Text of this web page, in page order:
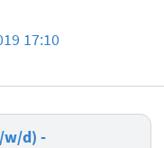
17:10
w/d) -